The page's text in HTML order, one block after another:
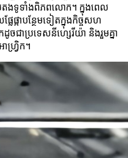
ៃតងទូទាំងពិភពលោក។ ក្នុងពេល
ែផ្កាបន្ថែមទៀតក្នុងកិច្ចសហ
ដូចជាប្រទេសនីហ្សេរីយ៉ា និងរួមគ្នា
ហ្វ្រិក។